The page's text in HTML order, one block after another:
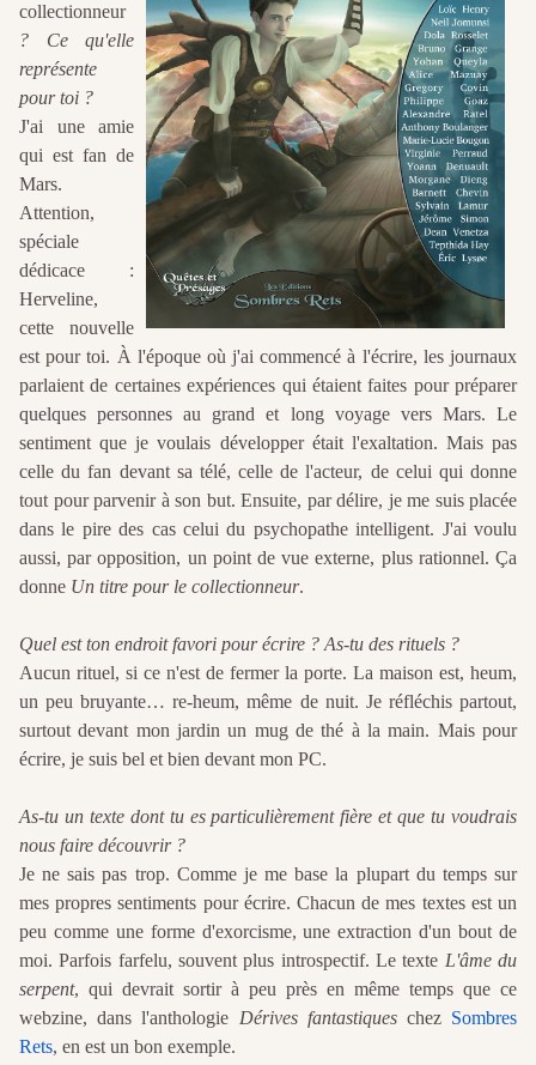
collectionneur
? Ce qu'elle
représente
pour toi ?
J'ai une amie
qui est fan de
Mars.
Attention,
spéciale
dédicace :
Herveline,
cette nouvelle
est pour toi. À l'époque où j'ai commencé à l'écrire, les journaux
parlaient de certaines expériences qui étaient faites pour préparer
quelques personnes au grand et long voyage vers Mars. Le
sentiment que je voulais développer était l'exaltation. Mais pas
celle du fan devant sa télé, celle de l'acteur, de celui qui donne
tout pour parvenir à son but. Ensuite, par délire, je me suis placée
dans le pire des cas celui du psychopathe intelligent. J'ai voulu
aussi, par opposition, un point de vue externe, plus rationnel. Ça
donne Un titre pour le collectionneur.
Quel est ton endroit favori pour écrire ? As-tu des rituels ?
Aucun rituel, si ce n'est de fermer la porte. La maison est, heum,
un peu bruyante… re-heum, même de nuit. Je réfléchis partout,
surtout devant mon jardin un mug de thé à la main. Mais pour
écrire, je suis bel et bien devant mon PC.
As-tu un texte dont tu es particulièrement fière et que tu voudrais
nous faire découvrir ?
Je ne sais pas trop. Comme je me base la plupart du temps sur
mes propres sentiments pour écrire. Chacun de mes textes est un
peu comme une forme d'exorcisme, une extraction d'un bout de
moi. Parfois farfelu, souvent plus introspectif. Le texte L'âme du
serpent, qui devrait sortir à peu près en même temps que ce
webzine, dans l'anthologie Dérives fantastiqueschez Sombres
Rets, en est un bon exemple.